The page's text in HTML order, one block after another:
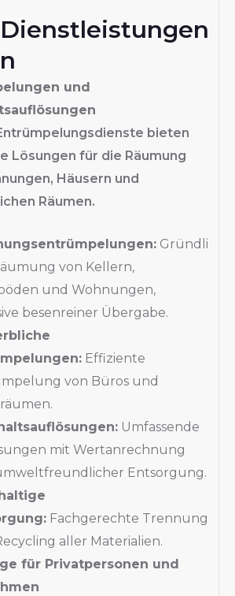
und
bieten
Lösungen für die Räumung
Häusern und
Räumen.
Gründli
von Kellern,
und Wohnungen,
besenreiner Übergabe.
Effiziente
von Büros und
Umfassende
mit Wertanrechnung
Entsorgung.
Fachgerechte Trennung
aller Materialien.
für Privatpersonen und